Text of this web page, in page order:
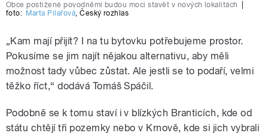
Obce postižené povodněmi budou moci stavět v nových lokalitách
foto: Marta Pilařová,Český rozhlas
„Kam mají přijít? I na tu bytovku potřebujeme prostor.
Pokusíme se jim najít nějakou alternativu, aby měli
možnost tady vůbec zůstat. Ale jestli se to podaří, velmi
těžko říct,“ dodává Tomáš Spáčil.
Podobně se k tomu staví i v blízkých Branticích, kde od
státu chtějí tři pozemky nebo v Krnově, kde si jich vybrali